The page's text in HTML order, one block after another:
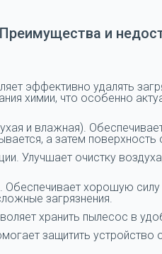
Преимущества и
эффективно удалять
химии, что особенно
и влажная).
а затем
Улучшает очистку
хорошую
загрязнения.
хранить пылесос в
защитить устройство